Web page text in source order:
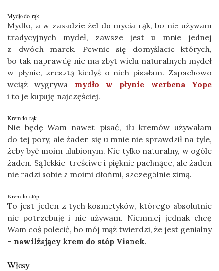
Mydło do rąk
Mydło, a w zasadzie żel do mycia rąk, bo nie używam
tradycyjnych mydeł, zawsze jest u mnie jednej
z dwóch marek. Pewnie się domyślacie których,
bo tak naprawdę nie ma zbyt wielu naturalnych mydeł
w płynie, zresztą kiedyś o nich pisałam. Zapachowo
wciąż wygrywa mydło w płynie werbena Yope
i to je kupuję najczęściej.
Krem do rąk
Nie będę Wam nawet pisać, ilu kremów używałam
do tej pory, ale żaden się u mnie nie sprawdził na tyle,
żeby być moim ulubionym. Nie tylko naturalny, w ogóle
żaden. Są lekkie, treściwe i pięknie pachnące, ale żaden
nie radzi sobie z moimi dłońmi, szczególnie zimą.
Krem do stóp
To jest jeden z tych kosmetyków, którego absolutnie
nie potrzebuję i nie używam. Niemniej jednak chcę
Wam coś polecić, bo mój mąż twierdzi, że jest genialny
– nawilżający krem do stóp Vianek.
Włosy